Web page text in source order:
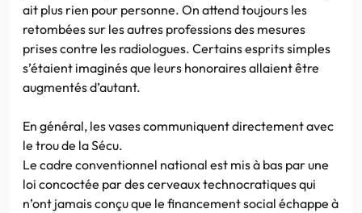
ait plus rien pour personne. On attend toujours les
retombées sur les autres professions des mesures
prises contre les radiologues. Certains esprits simples
s’étaient imaginés que leurs honoraires allaient être
augmentés d’autant.
En général, les vases communiquent directement avec
le trou de la Sécu.
Le cadre conventionnel national est mis à bas par une
loi concoctée par des cerveaux technocratiques qui
n’ont jamais conçu que le financement social échappe à